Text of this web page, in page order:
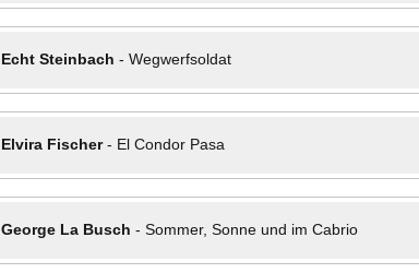
Echt Steinbach - Wegwerfsoldat
Elvira Fischer- El Condor Pasa
George La Busch - Sommer, Sonne und im Cabrio